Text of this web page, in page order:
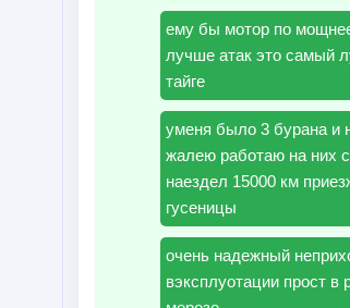
ему бы мотор по
лучше атак это самый
тайге
уменя было 3 бурана и
жалею работаю на них
наездел 15000 км
гусеницы
очень надежный
вэксплуотации прост в